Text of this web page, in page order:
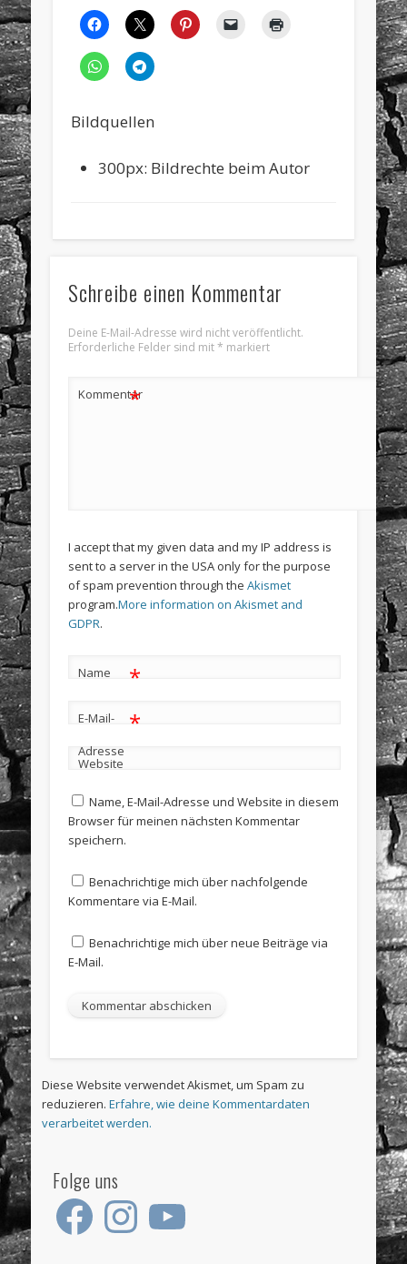
Bildquellen
300px: Bildrechte beim Autor
Schreibe einen Kommentar
Deine E-Mail-Adresse wird nicht veröffentlicht.
Erforderliche Felder sind mit* markiert
Kommentar
*
I accept that my given data and my IP address is
sent to a server in the USA only for the purpose
of spam prevention through the Akismet
program.More information on Akismet and
GDPR.
Name *
E-Mail-
Adresse
*
Website
Name, E-Mail-Adresse und Website in diesem
Browser für meinen nächsten Kommentar
speichern.
Benachrichtige mich über nachfolgende
Kommentare via E-Mail.
Benachrichtige mich über neue Beiträge via
E-Mail.
Diese Website verwendet Akismet, um Spam zu
reduzieren.Erfahre, wie deine Kommentardaten
verarbeitet werden.
Folge uns
Facebook Instagram